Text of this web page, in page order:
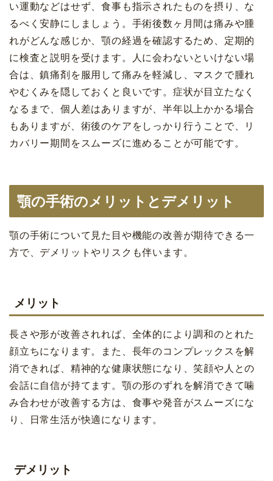
い運動などはせず、食事も指示されたものを摂り、な
るべく安静にしましょう。手術後数ヶ月間は痛みや腫
れがどんな感じか、顎の経過を確認するため、定期的
に検査と説明を受けます。人に会わないといけない場
合は、鎮痛剤を服用して痛みを軽減し、マスクで腫れ
やむくみを隠しておくと良いです。症状が目立たなく
なるまで、個人差はありますが、半年以上かかる場合
もありますが、術後のケアをしっかり行うことで、リ
カバリー期間をスムーズに進めることが可能です。
顎の手術のメリットとデメリット
顎の手術について見た目や機能の改善が期待できる一
方で、デメリットやリスクも伴います。
メリット
長さや形が改善されれば、全体的により調和のとれた
顔立ちになります。また、長年のコンプレックスを解
消できれば、精神的な健康状態になり、笑顔や人との
会話に自信が持てます。顎の形のずれを解消できて噛
み合わせが改善する方は、食事や発音がスムーズにな
り、日常生活が快適になります。
デメリット